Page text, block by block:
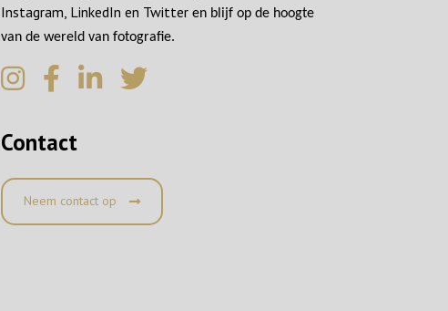
Instagram, LinkedIn en Twitteren blijf op de hoogte
van de wereld van fotografie.
Contact
Neem contact op